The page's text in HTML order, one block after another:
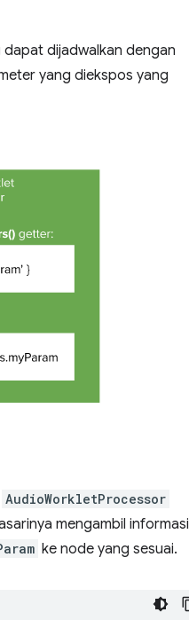
dijadwalkan dengan
yang diekspos yang
AudioWorkletProcessor
mengambil informasi
ke node yang sesuai.